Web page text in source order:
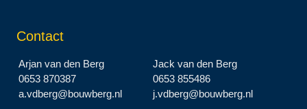
Contact
Arjan van den Berg
0653 870387
a.vdberg@bouwberg.nl
Jack van den Berg
0653 855486
j.vdberg@bouwberg.nl